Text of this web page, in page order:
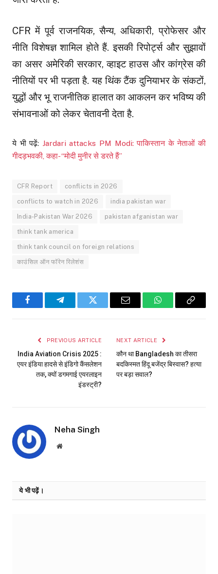
CFR में पूर्व राजनयिक, सैन्य, अधिकारी, प्रोफेसर और
नीति विशेषज्ञ शामिल होते हैं. इसकी रिपोर्ट्स और सुझावों
का असर अमेरिकी सरकार, व्हाइट हाउस और कांग्रेस की
नीतियों पर भी पड़ता है. यह थिंक टैंक दुनियाभर के संकटों,
युद्धों और भू राजनीतिक हालात का आकलन कर भविष्य की
संभावनाओं को लेकर चेतावनी देता है.
ये भी पढ़ें: Jardari attacks PM Modi: पाकिस्तान के नेताओं की
गीदड़भवकी, कहा- “मोदी मुनीर से डरते हैं”
CFR Report conflicts in 2026
conflicts to watch in 2026 india pakistan war
India-Pakistan War 2026 pakistan afganistan war
think tank america
think tank council on foreign relations
काउंसिल ऑन फॉरेन रिलेशंस
FacebookTelegramTwitter Email WhatsAppCopy
PREVIOUS ARTICLE
India Aviation Crisis 2025 :
एयर इंडिया हादसे से इंडिगो कैंसलेशन
तक, क्यों डगमगाई एयरलाइन
इंडस्ट्री?
NEXT ARTICLE
कौन था Bangladesh का तीसरा
बदकिस्मत हिंदू बजेंद्र बिस्वास? हत्या
पर बड़ा सवाल?
Neha Singh
Website
ये भी पढ़ें।